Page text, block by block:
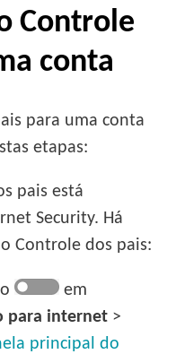
Controle
conta
para uma conta
etapas:
pais está
Security. Há
Controle dos pais:
em
para internet >
principal do